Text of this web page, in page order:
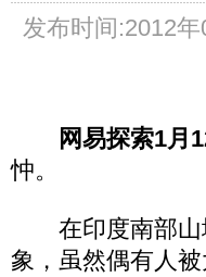
发布时间:2012
网易探索1月
忡。
在印度南部山
象，虽然偶有人